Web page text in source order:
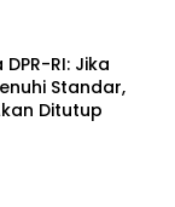
RI: Jika
Standar,
Ditutup